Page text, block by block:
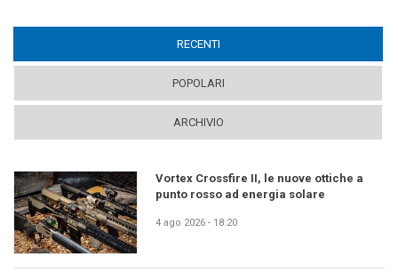
RECENTI
POPOLARI
ARCHIVIO
Vortex Crossfire II, le nuove ottiche a
punto rosso ad energia solare
4 ago 2026 - 18:20